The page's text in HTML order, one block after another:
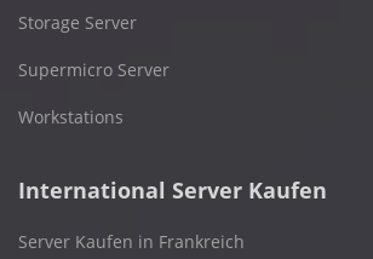
Storage Server
Supermicro Server
Workstations
International Server Kaufen
Server Kaufen in Frankreich